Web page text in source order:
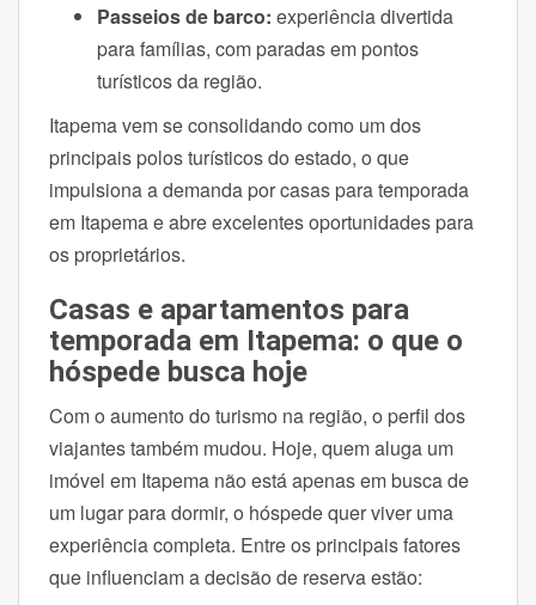
Passeios de barco: experiência divertida
para famílias, com paradas em pontos
turísticos da região.
Itapema vem se consolidando como um dos
principais polos turísticos do estado, o que
impulsiona a demanda por casas para temporada
em Itapema e abre excelentes oportunidades para
os proprietários.
Casas e apartamentos para
temporada em Itapema: o que o
hóspede busca hoje
Com o aumento do turismo na região, o perfil dos
viajantes também mudou. Hoje, quem aluga um
imóvel em Itapema não está apenas em busca de
um lugar para dormir, o hóspede quer viver uma
experiência completa. Entre os principais fatores
que influenciam a decisão de reserva estão: